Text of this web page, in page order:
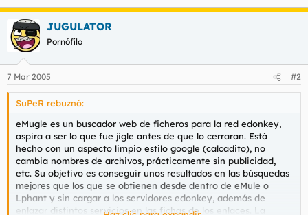
JUGULATOR
Pornófilo
7 Mar 2005 #2
SuPeR rebuznó:
eMugle es un buscador web de ficheros para la red edonkey,
aspira a ser lo que fue jigle antes de que lo cerraran. Está
hecho con un aspecto limpio estilo google (calcadito), no
cambia nombres de archivos, prácticamente sin publicidad,
etc. Su objetivo es conseguir unos resultados en las búsquedas
mejores que los que se obtienen desde dentro de eMule o
Lphant y sin cargar a los servidores edonkey, además de
enlazar distintos servicios en las fichas de los enlaces. La